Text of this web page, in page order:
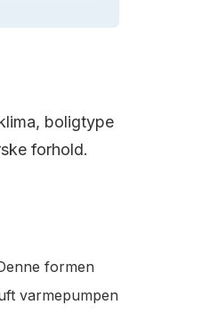
boligtype
forhold.
formen
varmepumpen